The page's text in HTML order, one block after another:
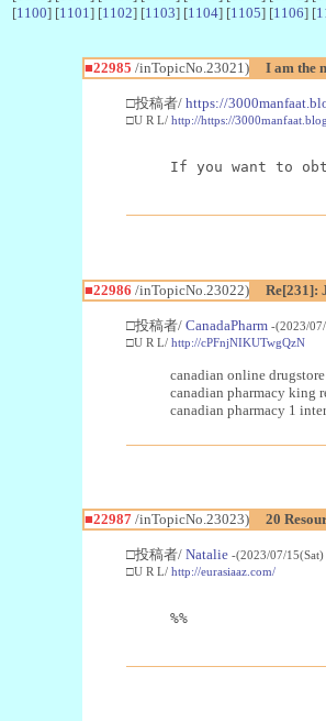
[1100] [1101 ] [1102] [1103] [1104] [1105] [1106] [
■22985 /inTopicNo.23021) I am the
□投稿者/ https://
□U R L/ http://https://
If you want to
■22986 /inTopicNo.23022) Re[231]:
□投稿者/ CanadaPharm -(2023/
□U R L/ http://cPFnjNIKUTwgQzN
canadian online
canadian pharmacy king
canadian pharmacy 1
■22987/inTopicNo.23023) 20
□投稿者/ Natalie -(2023/07/
□U R L/ http://eurasiaaz.com/
%%